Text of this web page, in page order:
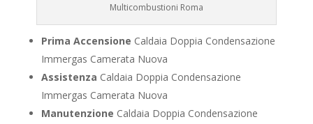
Multicombustioni Roma
Prima Accensione Caldaia Doppia Condensazione
Immergas Camerata Nuova
Assistenza Caldaia Doppia Condensazione
Immergas Camerata Nuova
Manutenzione Caldaia Doppia Condensazione